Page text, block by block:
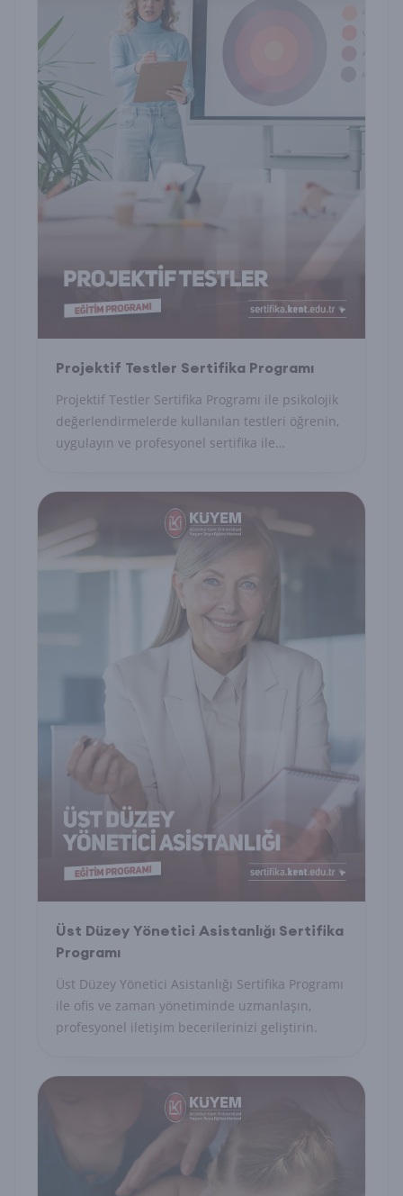
Projektif Testler Sertifika Programı
Projektif Testler Sertifika Programı ile psikolojik
değerlendirmelerde kullanılan testleri öğrenin,
uygulayın ve profesyonel sertifika ile
Üst Düzey Yönetici Asistanlığı Sertifika
Programı
Üst Düzey Yönetici Asistanlığı Sertifika Programı
ile ofis ve zaman yönetiminde uzmanlaşın,
profesyonel iletişim becerilerinizi geliştirin.